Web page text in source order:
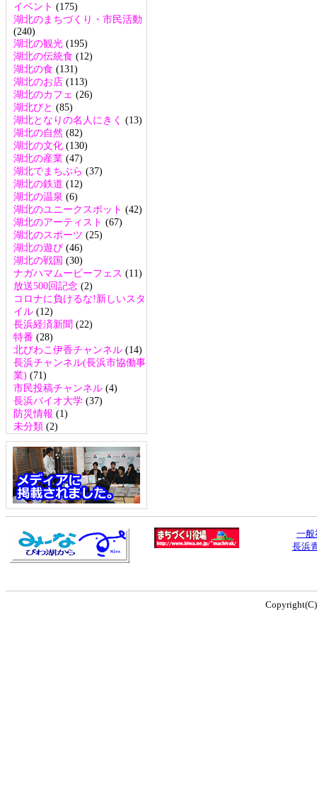
イベント (175)
湖北のまちづくり・市民活動
(240)
湖北の観光 (195)
湖北の伝統食 (12)
湖北の食 (131)
湖北のお店 (113)
湖北のカフェ (26)
湖北びと (85)
湖北となりの名人にきく (13)
湖北の自然 (82)
湖北の文化 (130)
湖北の産業 (47)
湖北でまちぶら (37)
湖北の鉄道 (12)
湖北の温泉 (6)
湖北のユニークスポット (42)
湖北のアーティスト (67)
湖北のスポーツ (25)
湖北の遊び (46)
湖北の戦国 (30)
ナガハマムービーフェス (11)
放送500回記念 (2)
コロナに負けるな!新しいスタ
イル (12)
長浜経済新聞 (22)
特番 (28)
北びわこ伊香チャンネル (14)
長浜チャンネル(長浜市協働事
業) (71)
市民投稿チャンネル (4)
長浜バイオ大学 (37)
防災情報 (1)
未分類 (2)
一般
長浜